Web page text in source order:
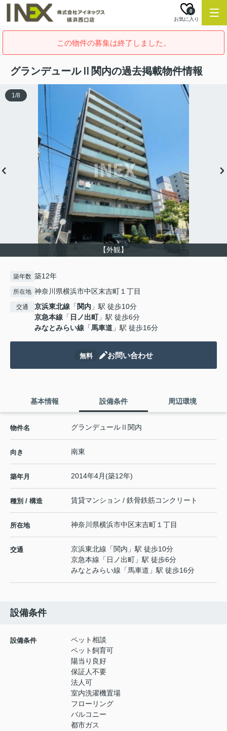
お気に入り
0
この物件の募集は終了しました。
グランデュールⅡ関内の過去掲載物件情報
【外観】
1/8
築年数 築12年
所在地 神奈川県横浜市中区末吉町１丁目
交通 京浜東北線 「 関内 」駅 徒歩10分
京急本線 「 日ノ出町」駅 徒歩6分
みなとみらい線 「馬車道 」駅 徒歩16分
無料 お問い合わせ
基本情報 設備条件 周辺環境
物件名 グランデュールⅡ関内
向き 南東
築年月 2014年4月(築12年)
種別 / 構造 賃貸マンション / 鉄骨鉄筋コンクリート
所在地 神奈川県横浜市中区末吉町１丁目
交通 京浜東北線 「関内 」駅 徒歩10分
京急本線 「 日ノ出町 」駅 徒歩6分
みなとみらい線 「馬車道 」駅 徒歩16分
設備条件
設備条件
ペット相談
ペット飼育可
陽当り良好
保証人不要
法人可
室内洗濯機置場
フローリング
バルコニー
都市ガス